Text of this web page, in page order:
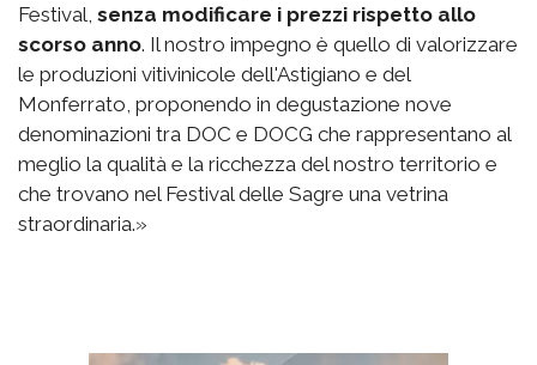
Festival, senza modificare i prezzi rispetto allo
scorso anno. Il nostro impegno è quello di valorizzare
le produzioni vitivinicole dell'Astigiano e del
Monferrato, proponendo in degustazione nove
denominazioni tra DOC e DOCG che rappresentano al
meglio la qualità e la ricchezza del nostro territorio e
che trovano nel Festival delle Sagre una vetrina
straordinaria.»